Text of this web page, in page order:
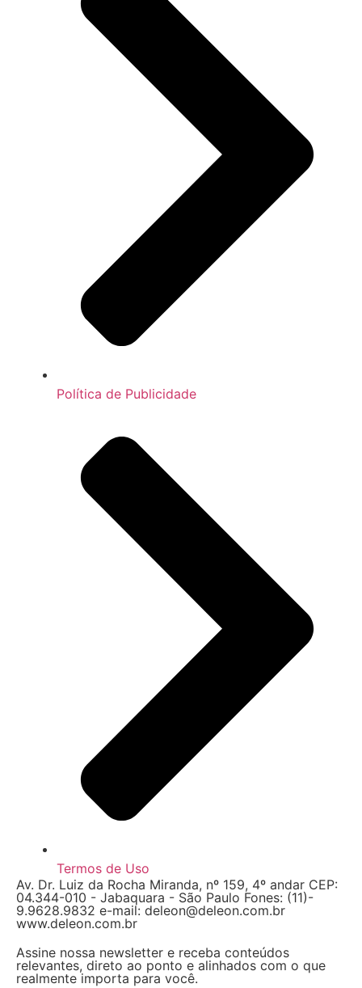
Política de Publicidade
Termos de Uso
Av. Dr. Luiz da Rocha Miranda, nº 159, 4º andar CEP:
04.344-010 - Jabaquara - São Paulo Fones: (11)-
9.9628.9832 e-mail: deleon@deleon.com.br
www.deleon.com.br
Assine nossa newsletter e receba conteúdos
relevantes, direto ao ponto e alinhados com o que
realmente importa para você.